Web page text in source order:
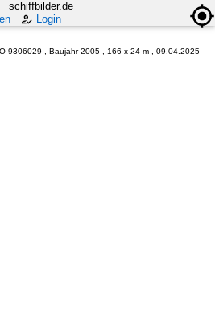
schiffbilder.de
Login
9306029 , Baujahr 2005 , 166 x 24 m , 09.04.2025